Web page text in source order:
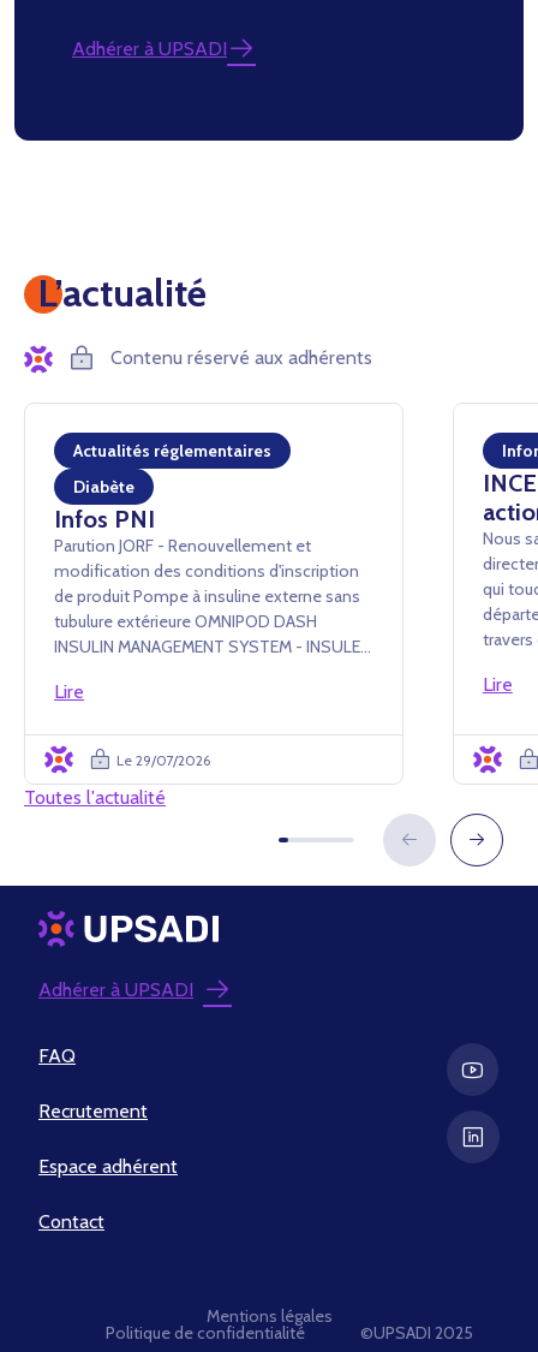
Adhérer à UPSADI
L’actualité
Contenu réservé aux adhérents
Actualités réglementaires
Diabète
Infos PNI
Parution JORF - Renouvellement et
modification des conditions d'inscription
de produit Pompe à insuline externe sans
tubulure extérieure OMNIPOD DASH
INSULIN MANAGEMENT SYSTEM - INSULET
renouvellement d'inscription et
Lire
Le 29/07/2026
Nous
qui
Lire
Toutes l'actualité
Adhérer à UPSADI
FAQ
Recrutement
Espace adhérent
Contact
Mentions légales
Politique de confidentialité ©UPSADI 2025